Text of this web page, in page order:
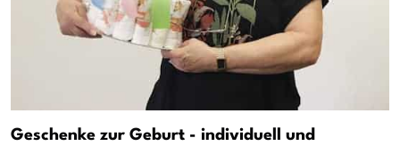
Geschenke zur Geburt - individuell und